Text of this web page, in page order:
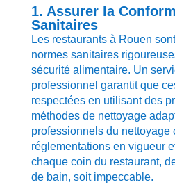
1. Assurer la
Sanitaires
Les restaurants à Rouen
normes sanitaires
sécurité alimentaire. Un
professionnel garantit que
respectées en utilisant des
méthodes de nettoyage
professionnels du nettoyage
réglementations en vigueur
chaque coin du restaurant,
de bain, soit impeccable.